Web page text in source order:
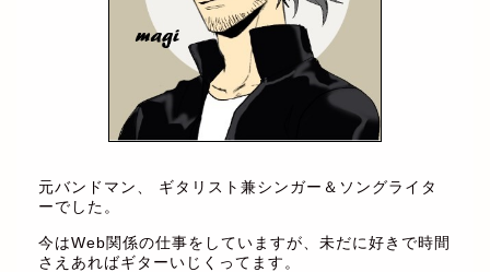
元バンドマン、 ギタリスト兼シンガー＆ソングライタ
ーでした。
今はWeb関係の仕事をしていますが、未だに好きで時間
さえあればギターいじくってます。